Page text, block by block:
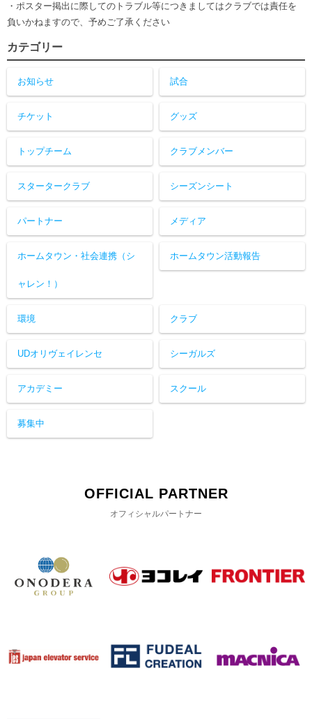
・ポスター掲出に際してのトラブル等につきましてはクラブでは責任を
負いかねますので、予めご了承ください
カテゴリー
お知らせ 試合
チケット グッズ
トップチーム クラブメンバー
スタータークラブ シーズンシート
パートナー メディア
ホームタウン・社会連携（シ
ャレン！）
ホームタウン活動報告
環境 クラブ
UDオリヴェイレンセ シーガルズ
アカデミー スクール
募集中
OFFICIAL PARTNER
オフィシャルパートナー